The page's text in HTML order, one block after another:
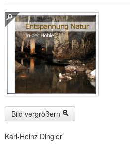
SCHWEIZ(16)
Buckelwiesen und
Serie ENTSPANNUNG NATUR
CDs
SOFORT HERUNTERLADEN
CD-ROM-MP3/DVD-ROM-MP3
Bild vergrößern
Karl-Heinz Dingler